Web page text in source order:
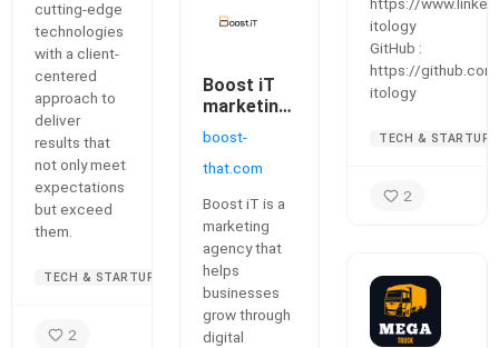
cutting-edge
technologies
with a client-
centered
approach to
deliver
results that
not only meet
expectations
but exceed
them.
TECH & STARTUPS
2
Boost iT
marketing
agency
boost-
that.com
Boost iT is a
marketing
agency that
helps
businesses
grow through
digital
itology
GitHub :
https://
itology
TECH & STARTUPS
2